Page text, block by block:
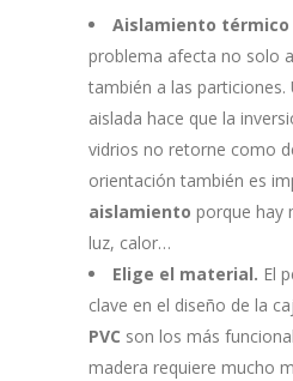
Aislamiento térmico
problema afecta no solo
también a las particiones.
aislada hace que la
vidrios no retorne como
orientación también es
aislamiento porque hay
luz, calor…
Elige el material. El
clave en el diseño de la
PVC son los más
madera requiere mucho